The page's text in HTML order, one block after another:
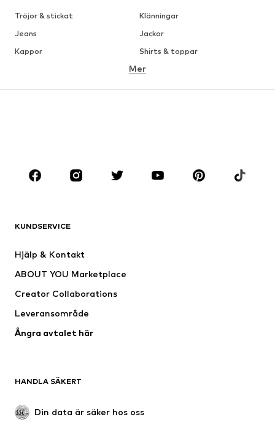
Tröjor & stickat
Klänningar
Jeans
Jackor
Kappor
Shirts & toppar
Underkläder
Kjolar
Blusar & tunikor
Premium
Nytt
Underkläder
Kappor
Badkläder
Upcycling
Mer
KUNDSERVICE
Hjälp & Kontakt
ABOUT YOU Marketplace
Creator Collaborations
Leveransområde
Ångra avtalet här
HANDLA SÄKERT
Din data är säker hos oss